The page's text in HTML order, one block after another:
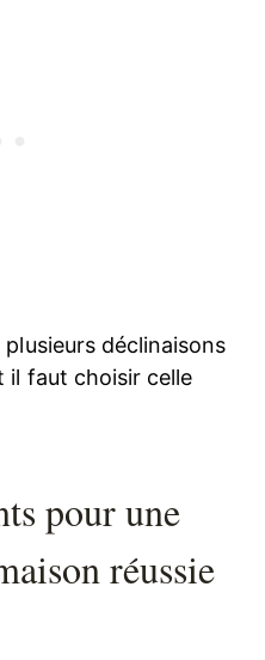
plusieurs déclinaisons
il faut choisir celle
pour une
réussie